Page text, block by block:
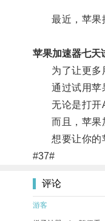
最近，苹果推
苹果加速器七天
为了让更多用
通过试用苹果
无论是打开
而且，苹果加
想要让你的苹
#37#
评论
游客